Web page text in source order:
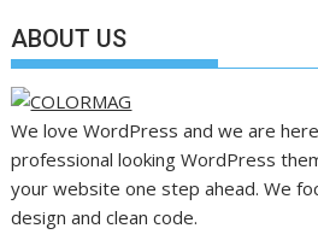
ABOUT US
We love WordPress and we are
professional looking WordPress
your website one step ahead. We
design and clean code.